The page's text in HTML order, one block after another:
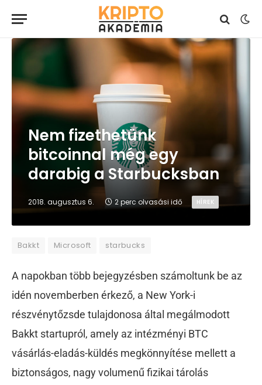
Nem fizethetünk
bitcoinnal még egy
darabig a Starbucksban
2018. augusztus 6. 2 perc olvasási idő HÍREK
Bakkt Microsoft starbucks
A napokban több bejegyzésben számoltunk be az
idén novemberben érkező, a New York-i
részvénytőzsde tulajdonosa által megálmodott
Bakkt startupról, amely az intézményi BTC
vásárlás-eladás-küldés megkönnyítése mellett a
biztonságos, nagy volumenű fizikai tárolás